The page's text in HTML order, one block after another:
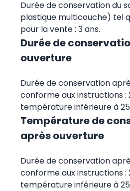
Durée de conservation du
plastique multicouche) tel
pour la vente : 3 ans.
Durée de
ouverture
Durée de conservation
conforme aux instructions :
température inférieure à
Température de
après ouverture
Durée de conservation
conforme aux instructions :
température inférieure à